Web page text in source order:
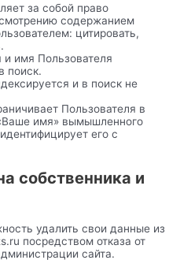
за собой право
содержанием
цитировать,
имя Пользователя
поиск.
и в поиск не
Пользователя в
имя» вымышленного
его с
собственника и
удалить свои данные из
посредством отказа от
сайта.